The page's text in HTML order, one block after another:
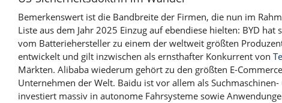
Bemerkenswert ist die Bandbreite der Firmen, die nun im
Liste aus dem Jahr 2025 Einzug auf ebendiese hielten: BYD hat
vom Batteriehersteller zu einem der weltweit größten
entwickelt und gilt inzwischen als ernsthafter Konkurrent von
Märkten. Alibaba wiederum gehört zu den größten E-
Unternehmen der Welt. Baidu ist vor allem als
investiert massiv in autonome Fahrsysteme sowie